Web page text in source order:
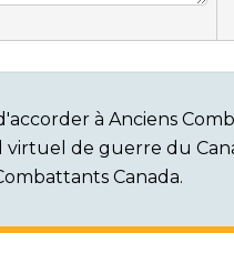
à Anciens
de guerre du
Canada.